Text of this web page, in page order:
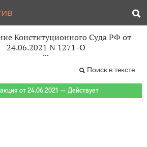
Конституционного Суда РФ от
24.06.2021 N 1271-О
Поиск в тексте
от 24.06.2021 — Действует